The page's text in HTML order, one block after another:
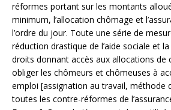
réformes portant sur les montants
minimum, l’allocation chômage et
l’ordre du jour. Toute une série de
réduction drastique de l’aide sociale et
droits donnant accès aux allocations de
obliger les chômeurs et chômeuses à
emploi [assignation au travail, méthode
toutes les contre-réformes de